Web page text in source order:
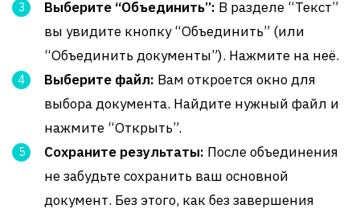
Выберите “Объединить”: В разделе “Текст”
вы увидите кнопку “Объединить” (или
“Объединить документы”). Нажмите на неё.
Выберите файл: Вам откроется окно для
выбора документа. Найдите нужный файл и
нажмите “Открыть”.
Сохраните результаты: После объединения
не забудьте сохранить ваш основной
документ. Без этого, как без завершения